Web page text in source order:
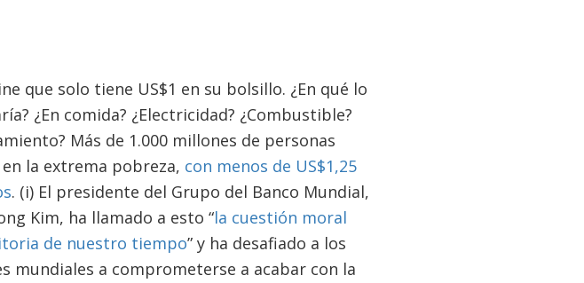
que solo tiene US$1 en su bolsillo. ¿En qué lo
¿En comida? ¿Electricidad? ¿Combustible?
Más de 1.000 millones de personas
la extrema pobreza, con menos de US$1,25
. (i) El presidente del Grupo del Banco Mundial,
Kim, ha llamado a esto “la cuestión moral
de nuestro tiempo” y ha desafiado a los
mundiales a comprometerse a acabar con la